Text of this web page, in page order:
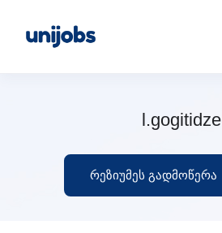
l.gogitidze
რეზიუმეს გადმოწერა